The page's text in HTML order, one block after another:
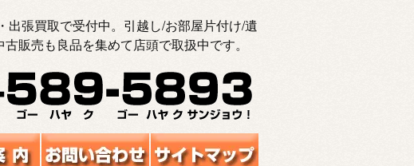
張買取で受付中。引越し/お部屋片付け/遺
販売も良品を集めて店頭で取扱中です。